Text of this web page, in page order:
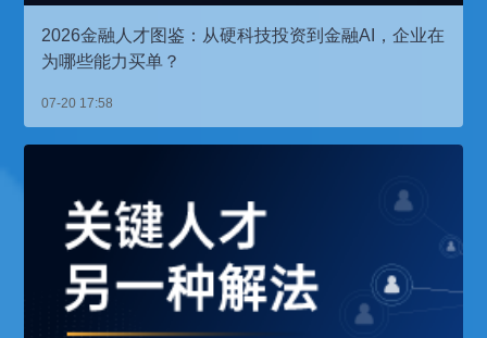
2026金融人才图鉴：从硬科技投资到金融AI，企业在
为哪些能力买单？
07-20 17:58